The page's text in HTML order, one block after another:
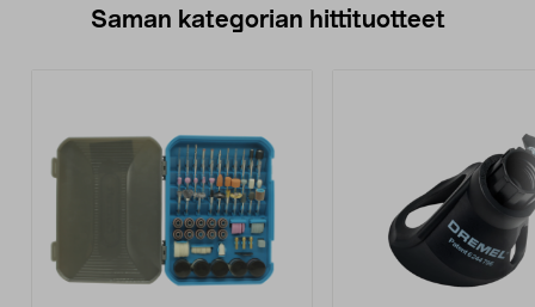
Saman kategorian hittituotteet